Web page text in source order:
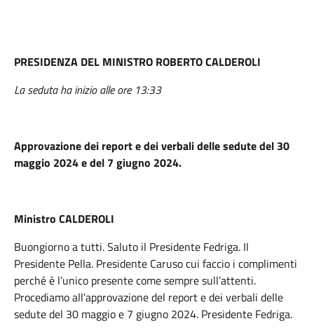
PRESIDENZA DEL MINISTRO ROBERTO CALDEROLI
La seduta ha inizio alle ore 13:33
Approvazione dei report e dei verbali delle sedute del 30
maggio 2024 e del 7 giugno 2024.
Ministro CALDEROLI
Buongiorno a tutti. Saluto il Presidente Fedriga. Il
Presidente Pella. Presidente Caruso cui faccio i complimenti
perché è l’unico presente come sempre sull’attenti.
Procediamo all’approvazione del report e dei verbali delle
sedute del 30 maggio e 7 giugno 2024. Presidente Fedriga.